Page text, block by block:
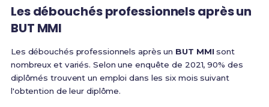
Les débouchés professionnels après un
BUT MMI
Les débouchés professionnels après un BUT MMIsont
nombreux et variés. Selon une enquête de 2021, 90% des
diplômés trouvent un emploi dans les six mois suivant
l'obtention de leur diplôme.